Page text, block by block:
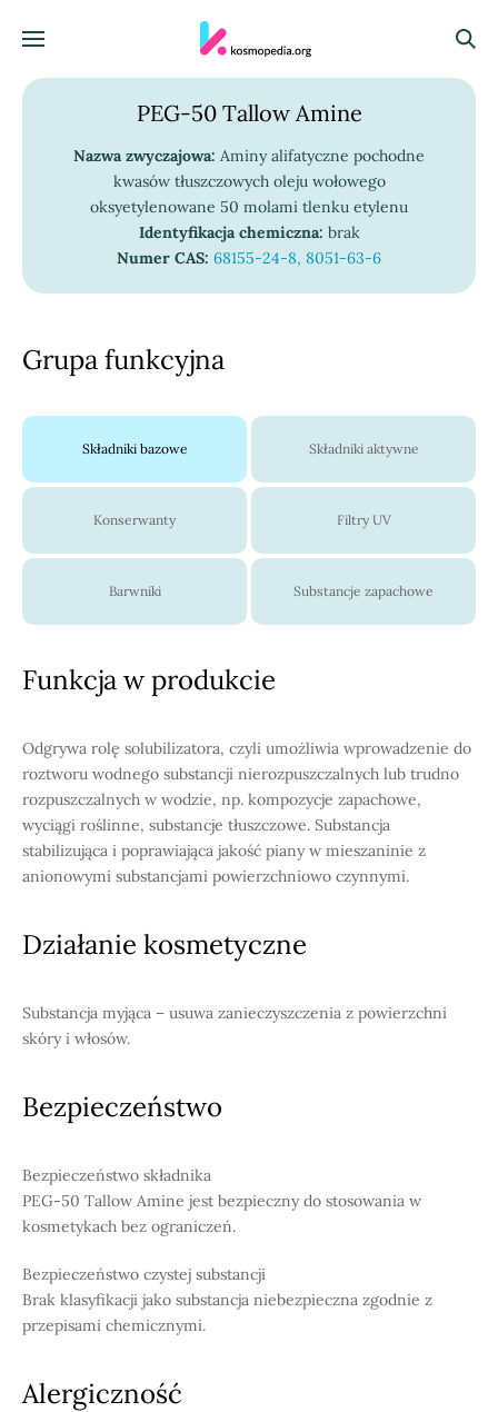
Menu
PEG-50 Tallow Amine
Nazwa zwyczajowa: Aminy alifatyczne pochodne
kwasów tłuszczowych oleju wołowego
oksyetylenowane 50 molami tlenku etylenu
Identyfikacja chemiczna: brak
Numer CAS: 68155-24-8, 8051-63-6
Grupa funkcyjna
Składniki bazowe Składniki aktywne
Konserwanty Filtry UV
Barwniki Substancje zapachowe
Funkcja w produkcie
Odgrywa rolę solubilizatora, czyli umożliwia wprowadzenie do
roztworu wodnego substancji nierozpuszczalnych lub trudno
rozpuszczalnych w wodzie, np. kompozycje zapachowe,
wyciągi roślinne, substancje tłuszczowe. Substancja
stabilizująca i poprawiająca jakość piany w mieszaninie z
anionowymi substancjami powierzchniowo czynnymi.
Działanie kosmetyczne
Substancja myjąca – usuwa zanieczyszczenia z powierzchni
skóry i włosów.
Bezpieczeństwo
Bezpieczeństwo składnika
PEG-50 Tallow Amine jest bezpieczny do stosowania w
kosmetykach bez ograniczeń.
Bezpieczeństwo czystej substancji
Brak klasyfikacji jako substancja niebezpieczna zgodnie z
przepisami chemicznymi.
Alergiczność